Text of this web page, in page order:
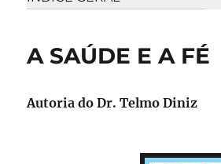
A SAÚDE E A FÉ
Autoria do Dr. Telmo Diniz